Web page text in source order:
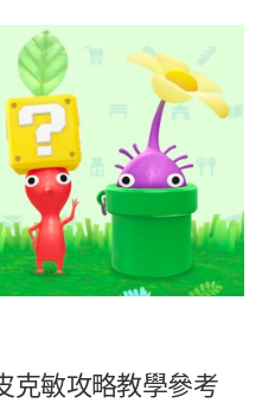
克敏攻略教學參考